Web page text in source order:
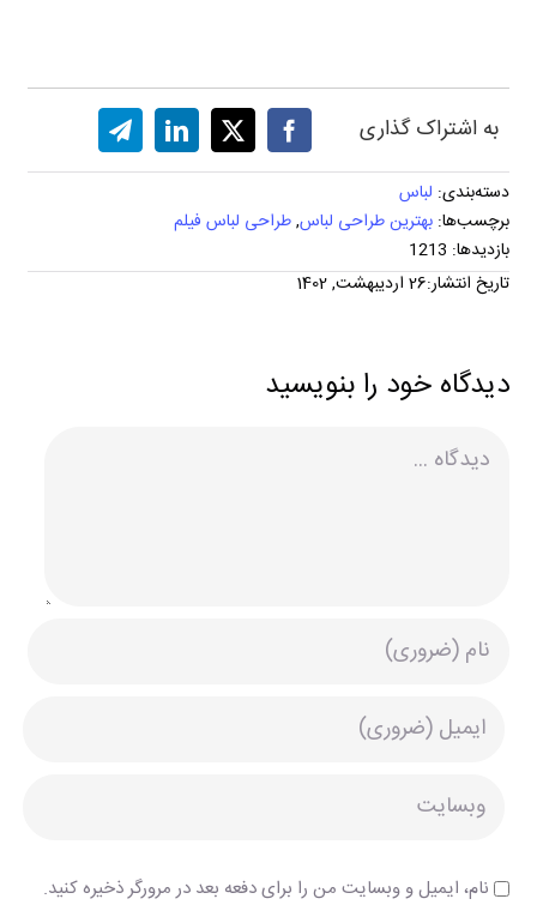
به اشتراک گذاری
دسته‌بندی: لباس
برچسب‌ها: بهترین طراحی لباس,طراحی لباس فیلم
بازدیدها: 1213
تاریخ انتشار:26 اردیبهشت, 1402
دیدگاه خود را بنویسید
نام، ایمیل و وبسایت من را برای دفعه بعد در مرورگر ذخیره کنید.